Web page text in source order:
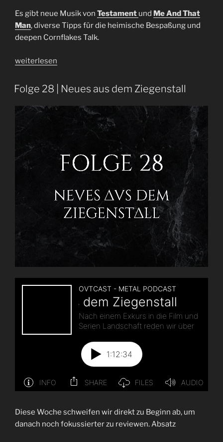
Es gibt neue Musik von Testament und Me And That
Man, diverse Tipps für die heimische Bespaßung und
deepen Cornflakes Talk.
„Folge
|
OVTCAST
–
wecken
den
Metal
weiterlesen
Folge 28 | Neues aus dem Ziegenstall
Diese Woche schweifen wir direkt zu Beginn ab, um
danach noch fokussierter zu reviewen. Absatz